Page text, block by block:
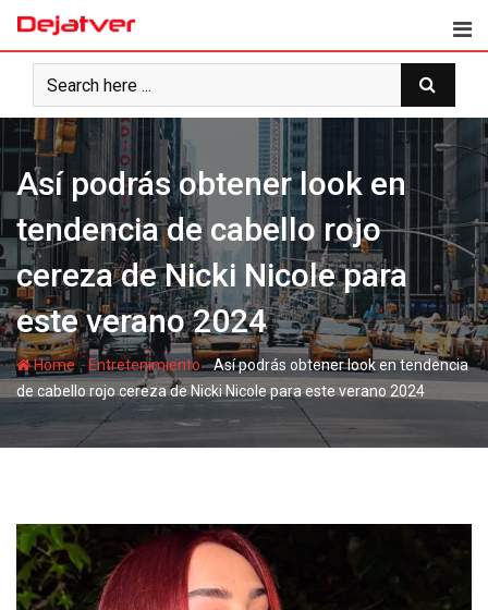
Skip
content
Así podrás obtener look en
tendencia de cabello rojo
cereza de Nicki Nicole para
este verano 2024
Home-Entretenimiento-Así podrás obtener look en tendencia
de cabello rojo cereza de Nicki Nicole para este verano 2024